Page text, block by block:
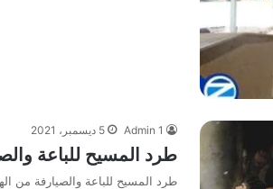
Admin 1 5 ديسمبر، 2021
طرد المسيح للباعة
طرد المسيح للباعة والصيارفة من